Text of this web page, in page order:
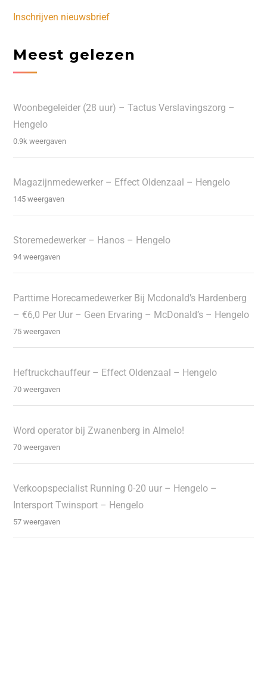
Inschrijven nieuwsbrief
Meest gelezen
Woonbegeleider (28 uur) – Tactus Verslavingszorg –
Hengelo
0.9k weergaven
Magazijnmedewerker – Effect Oldenzaal – Hengelo
145 weergaven
Storemedewerker – Hanos – Hengelo
94 weergaven
Parttime Horecamedewerker Bij Mcdonald’s Hardenberg
– €6,0 Per Uur – Geen Ervaring – McDonald’s – Hengelo
75 weergaven
Heftruckchauffeur – Effect Oldenzaal – Hengelo
70 weergaven
Word operator bij Zwanenberg in Almelo!
70 weergaven
Verkoopspecialist Running 0-20 uur – Hengelo –
Intersport Twinsport – Hengelo
57 weergaven